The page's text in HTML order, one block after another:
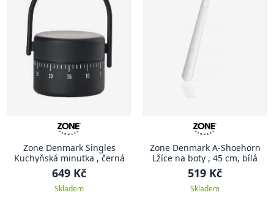
Zone Denmark Singles
Kuchyňská minutka , černá
649 Kč
Skladem
Zone Denmark A-Shoehorn
Lžíce na boty , 45 cm, bílá
519 Kč
Skladem